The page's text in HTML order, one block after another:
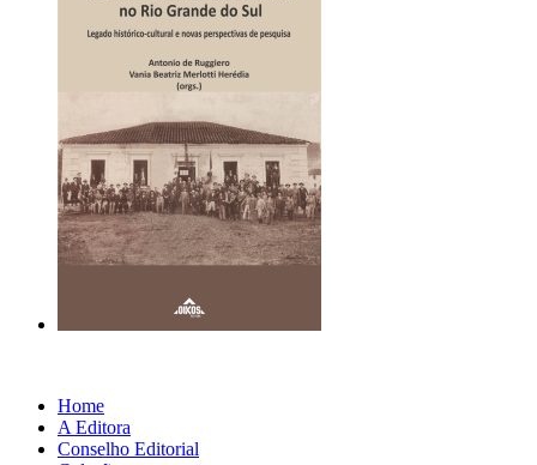
Home
A Editora
Conselho Editorial